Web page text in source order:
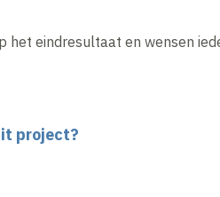
het eindresultaat en wensen
project?